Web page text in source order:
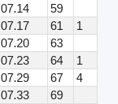
07.14
59
07.17 61
1
07.20
63
07.23 64
1
07.29 67
4
07.33
69